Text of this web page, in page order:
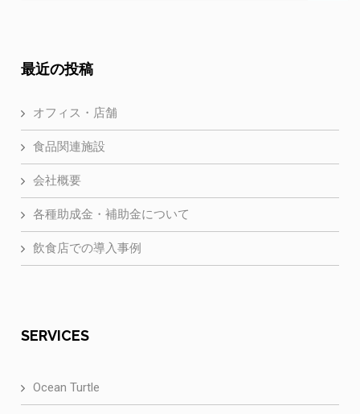
最近の投稿
オフィス・店舗
食品関連施設
会社概要
各種助成金・補助金について
飲食店での導入事例
SERVICES
Ocean Turtle